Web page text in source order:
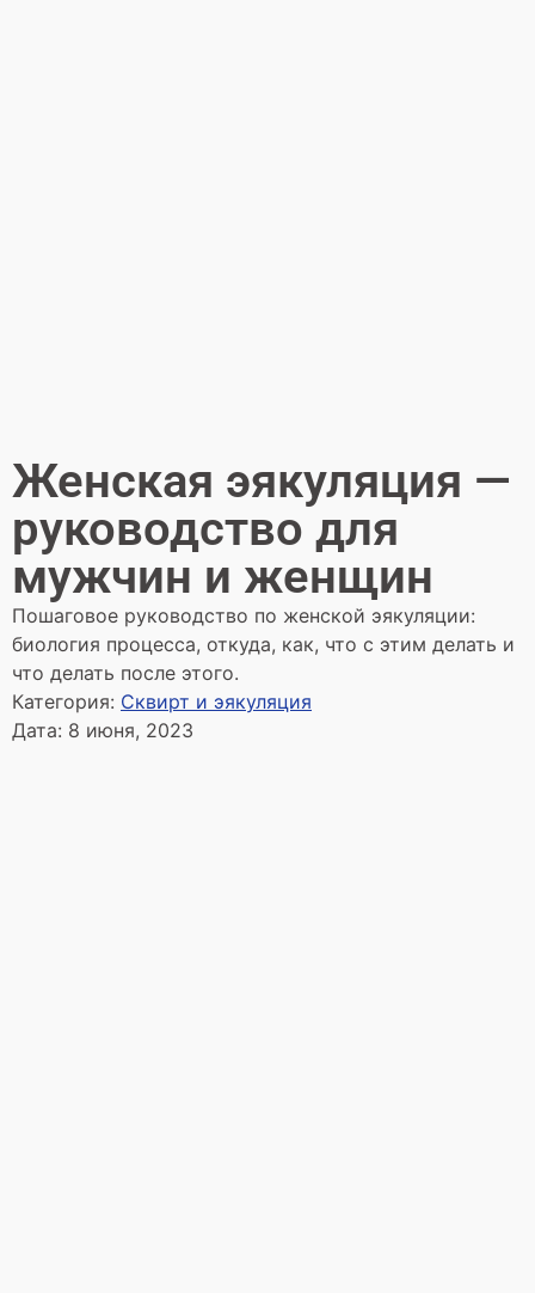
Женская эякуляция —
руководство для
мужчин и женщин
Пошаговое руководство по женской эякуляции:
биология процесса, откуда, как, что с этим делать и
что делать после этого.
Категория: Сквирт и эякуляция
Дата: 8 июня, 2023